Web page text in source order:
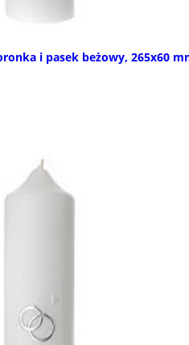
i pasek beżowy, 265x60